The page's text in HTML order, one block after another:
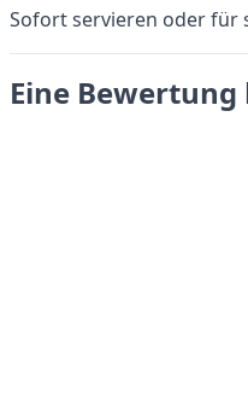
Sofort servieren oder für
Eine